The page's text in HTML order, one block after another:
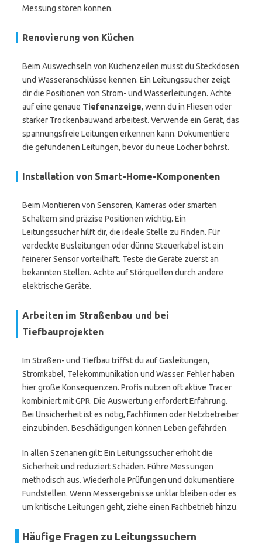
Messung stören können.
Renovierung von Küchen
Beim Auswechseln von Küchenzeilen musst du Steckdosen
und Wasseranschlüsse kennen. Ein Leitungssucher zeigt
dir die Positionen von Strom- und Wasserleitungen. Achte
auf eine genaue Tiefenanzeige, wenn du in Fliesen oder
starker Trockenbauwand arbeitest. Verwende ein Gerät, das
spannungsfreie Leitungen erkennen kann. Dokumentiere
die gefundenen Leitungen, bevor du neue Löcher bohrst.
Installation von Smart-Home-Komponenten
Beim Montieren von Sensoren, Kameras oder smarten
Schaltern sind präzise Positionen wichtig. Ein
Leitungssucher hilft dir, die ideale Stelle zu finden. Für
verdeckte Busleitungen oder dünne Steuerkabel ist ein
feinerer Sensor vorteilhaft. Teste die Geräte zuerst an
bekannten Stellen. Achte auf Störquellen durch andere
elektrische Geräte.
Arbeiten im Straßenbau und bei
Tiefbauprojekten
Im Straßen- und Tiefbau triffst du auf Gasleitungen,
Stromkabel, Telekommunikation und Wasser. Fehler haben
hier große Konsequenzen. Profis nutzen oft aktive Tracer
kombiniert mit GPR. Die Auswertung erfordert Erfahrung.
Bei Unsicherheit ist es nötig, Fachfirmen oder Netzbetreiber
einzubinden. Beschädigungen können Leben gefährden.
In allen Szenarien gilt: Ein Leitungssucher erhöht die
Sicherheit und reduziert Schäden. Führe Messungen
methodisch aus. Wiederhole Prüfungen und dokumentiere
Fundstellen. Wenn Messergebnisse unklar bleiben oder es
um kritische Leitungen geht, ziehe einen Fachbetrieb hinzu.
Häufige Fragen zu Leitungssuchern